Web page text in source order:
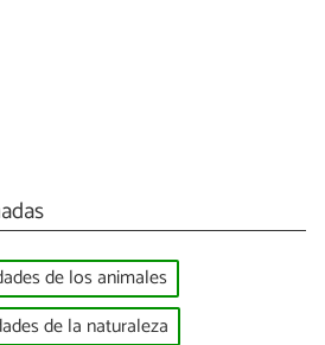
de los animales
de la naturaleza